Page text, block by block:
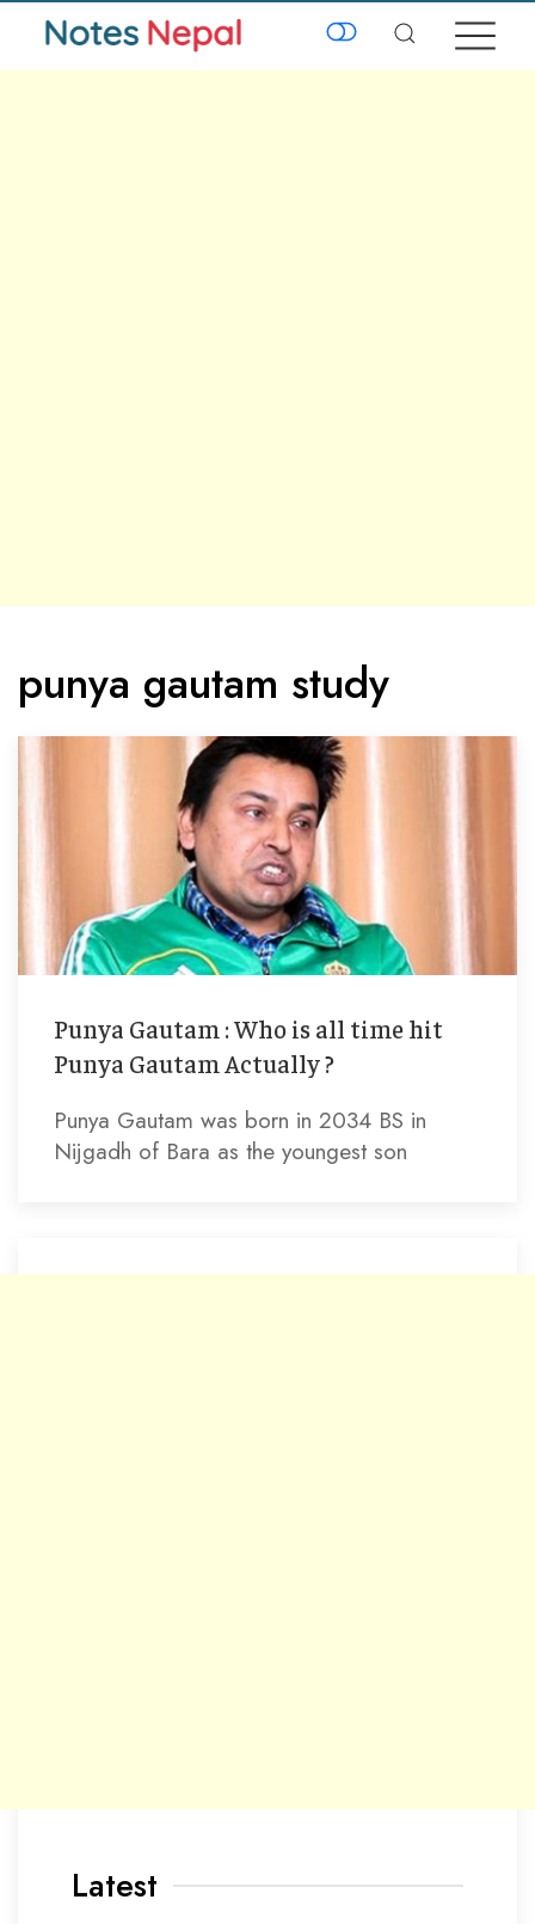
punya gautam study
Punya Gautam : Who is all time hit
Punya Gautam Actually ?
Punya Gautam was born in 2034 BS in
Nijgadh of Bara as the youngest son
Latest